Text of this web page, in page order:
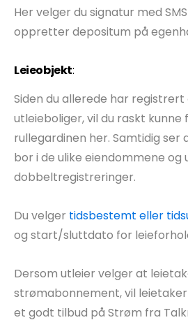
Her velger du signatur med
oppretter depositum på
Leieobjekt:
Siden du allerede har registrert
utleieboliger, vil du raskt kunne
rullegardinen her. Samtidig ser
bor i de ulike eiendommene og
dobbeltregistreringer.
Du velger tidsbestemt eller
og start/sluttdato for
Dersom utleier velger at
strømabonnement, vil
et godt tilbud på Strøm fra